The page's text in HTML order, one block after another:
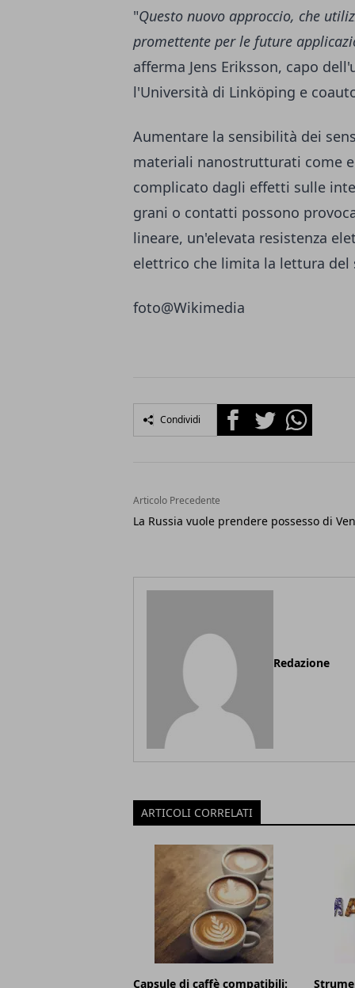
"Questo nuovo approccio, che
promettente per le future
afferma Jens Eriksson, capo
l'Università di Linköping e
Aumentare la sensibilità dei
materiali nanostrutturati come
complicato dagli effetti sulle
grani o contatti possono
lineare, un'elevata resistenza
elettrico che limita la lettura del
foto@Wikimedia
Condividi FacebookTwitterWhatsapp
Articolo Precedente
La Russia vuole prendere possesso di
Redazione
ARTICOLI CORRELATI
Capsule di caffè compatibili: